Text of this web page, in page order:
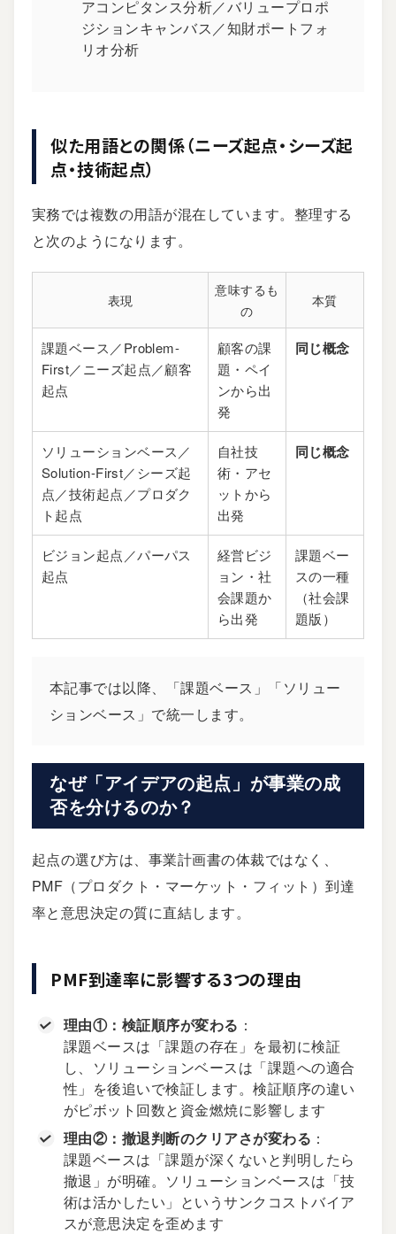
アコンピタンス分析／バリュープロポ
ジションキャンバス／知財ポートフォ
リオ分析
似た用語との関係（ニーズ起点・シーズ起
点・技術起点）
実務では複数の用語が混在しています。整理する
と次のようになります。
表現
意味するも
の
本質
課題ベース／Problem-
First／ニーズ起点／顧客
起点
顧客の課
題・ペイ
ンから出
発
同じ概念
ソリューションベース／
Solution-First／シーズ起
点／技術起点／プロダク
ト起点
自社技
術・アセ
ットから
出発
同じ概念
ビジョン起点／パーパス
起点
経営ビジ
ョン・社
会課題か
ら出発
課題ベー
スの一種
（社会課
題版）
本記事では以降、「課題ベース」「ソリュー
ションベース」で統一します。
なぜ「アイデアの起点」が事業の成
否を分けるのか？
起点の選び方は、事業計画書の体裁ではなく、
PMF（プロダクト・マーケット・フィット）到達
率と意思決定の質に直結します。
PMF到達率に影響する3つの理由
理由①：検証順序が変わる ：
課題ベースは「課題の存在」を最初に検証
し、ソリューションベースは「課題への適合
性」を後追いで検証します。検証順序の違い
がピボット回数と資金燃焼に影響します
理由②：撤退判断のクリアさが変わる ：
課題ベースは「課題が深くないと判明したら
撤退」が明確。ソリューションベースは「技
術は活かしたい」というサンクコストバイア
スが意思決定を歪めます